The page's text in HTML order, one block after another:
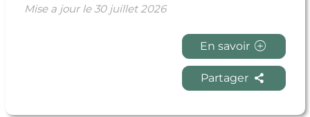
Mise a jour le30 juillet 2026
En savoir
Partager